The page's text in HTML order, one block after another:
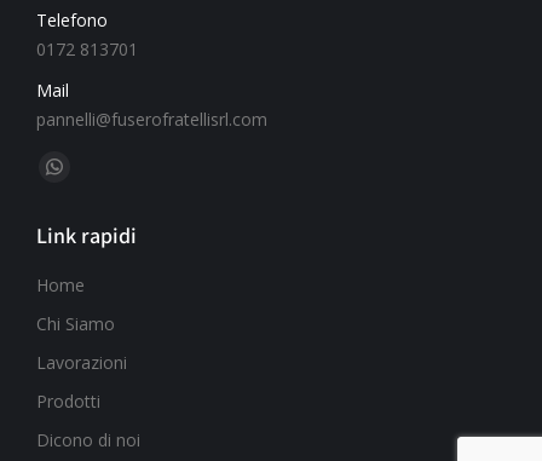
Telefono
0172 813701
Mail
pannelli@fuserofratellisrl.com
Ci puoi trovare su:
Link rapidi
Home
Chi Siamo
Lavorazioni
Prodotti
Dicono di noi